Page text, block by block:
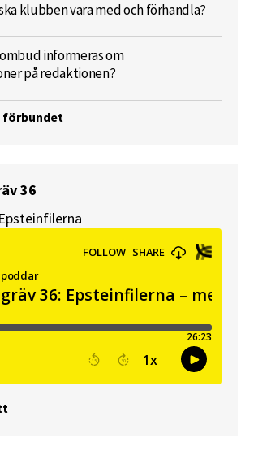
klubben vara med och förhandla?
informeras om
på redaktionen?
förbundet
36